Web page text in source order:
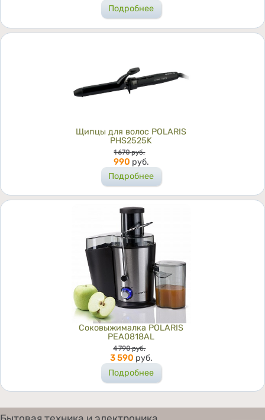
Подробнее
Щипцы для волос POLARIS
PHS2525K
Цена
1 670 руб.
990 руб.
Подробнее
Соковыжималка POLARIS
PEA0818AL
Цена
4 790 руб.
3 590 руб.
Подробнее